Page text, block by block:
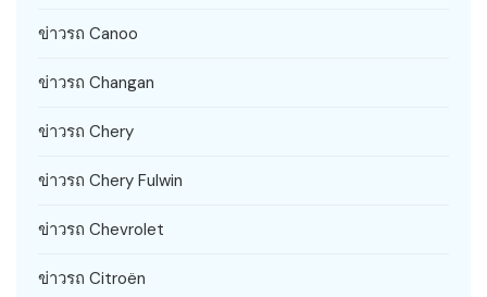
ข่าวรถ Canoo
ข่าวรถ Changan
ข่าวรถ Chery
ข่าวรถ Chery Fulwin
ข่าวรถ Chevrolet
ข่าวรถ Citroën